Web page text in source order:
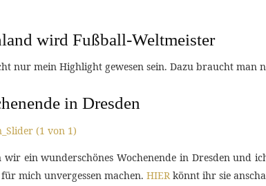
wird Fußball-Weltmeister
nur mein Highlight gewesen sein. Dazu braucht man
in Dresden
ein wunderschönes Wochenende in Dresden und
mich unvergessen machen. HIERkönnt ihr sie